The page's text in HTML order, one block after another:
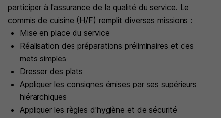
participer à l'assurance de la qualité du service. Le
commis de cuisine (H/F) remplit diverses missions :
Mise en place du service
Réalisation des préparations préliminaires et des
mets simples
Dresser des plats
Appliquer les consignes émises par ses supérieurs
hiérarchiques
Appliquer les règles d'hygiène et de sécurité